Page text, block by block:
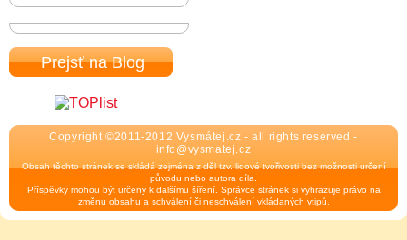
Prejsť na Blog
Copyright ©2011-2012 Vysmátej.cz - all rights reserved -
info@vysmatej.cz
Obsah těchto stránek se skládá zejména z děl tzv. lidové tvořivosti bez možnosti určení
původu nebo autora díla.
Příspěvky mohou být určeny k dalšímu šíření. Správce stránek si vyhrazuje právo na
změnu obsahu a schválení či neschválení vkládaných vtipů.